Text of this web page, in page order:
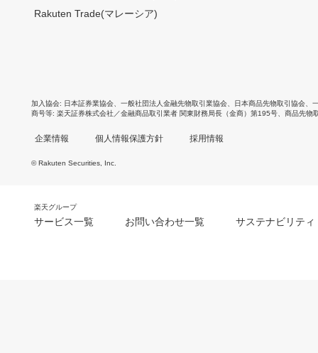
Rakuten Trade(マレーシア)
加入協会 日本証券業協会 一般社団法人金融先物取引業協会 日本商品先物取引協会
商号等 楽天証券株式会社／金融商品取引業者 関東財務局長（金商）第195号、商品先物
企業情報 個人情報保護方針 採用情報
© Rakuten Securities, Inc.
楽天グループ
サービス一覧 お問い合わせ一覧 サステナビリティ